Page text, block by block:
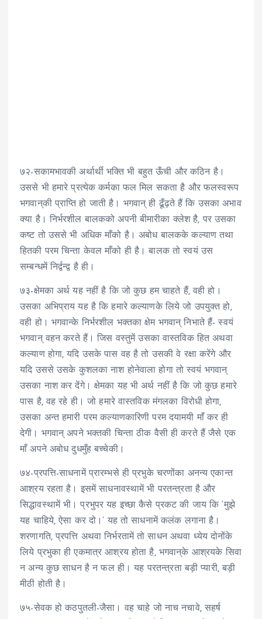
७२-सकामभावकी अर्थार्थी भक्ति भी बहुत ऊँची और कठिन है।
उससे भी हमारे प्रत्येक कर्मका फल मिल सकता है और फलस्वरूप
भगवान्‌की प्राप्ति हो जाती है। भगवान् ही ढूँढ़ते हैं कि उसका अभाव
क्या है। निर्भरशील बालकको अपनी बीमारीका क्लेश है, पर उसका
कष्ट तो उससे भी अधिक माँको है। अबोध बालकके कल्याण तथा
हितकी परम चिन्ता केवल माँको ही है। बालक तो स्वयं उस
सम्बन्धमें निर्द्वन्द्व है ही।
७३-क्षेमका अर्थ यह नहीं है कि जो कुछ हम चाहते हैं, वही हो।
उसका अभिप्राय यह है कि हमारे कल्याणके लिये जो उपयुक्त हो,
वही हो। भगवान्के निर्भरशील भक्तका क्षेम भगवान् निभाते हैं- स्वयं
भगवान् वहन करते हैं। जिस वस्तुमें उसका वास्तविक हित अथवा
कल्याण होगा, यदि उसके पास वह है तो उसकी वे रक्षा करेंगे और
यदि उससे उसके कुशलका नाश होनेवाला होगा तो स्वयं भगवान्
उसका नाश कर देंगे। क्षेमका यह भी अर्थ नहीं है कि जो कुछ हमारे
पास है, वह रहे ही। जो हमारे वास्तविक मंगलका विरोधी होगा,
उसका अन्त हमारी परम कल्याणकारिणी परम दयामयी माँ कर ही
देगी। भगवान् अपने भक्तकी चिन्ता ठीक वैसी ही करते हैं जैसे एक
माँ अपने अबोध दुधमुँह बच्चेकी।
७४-प्रपत्ति-साधनामें प्रारम्भसे ही प्रभुके चरणोंका अनन्य एकान्त
आश्रय रहता है। इसमें साधनावस्थामें भी परतन्त्रता है और
सिद्धावस्थामें भी। प्रभुपर यह इच्छा कैसे प्रकट की जाय कि ‘मुझे
यह चाहिये, ऐसा कर दो।’ यह तो साधनामें कलंक लगाना है।
शरणागति, प्रपत्ति अथवा निर्भरतामें तो साधन अथवा ध्येय दोनोंके
लिये प्रभुका ही एकमात्र आश्रय होता है, भगवान्‌के आश्रयके सिवा
न अन्य कुछ साधन है न फल ही। यह परतन्त्रता बड़ी प्यारी, बड़ी
मीठी होती है।
७५-सेवक हो कठपुतली-जैसा। वह चाहे जो नाच नचावे, सहर्ष